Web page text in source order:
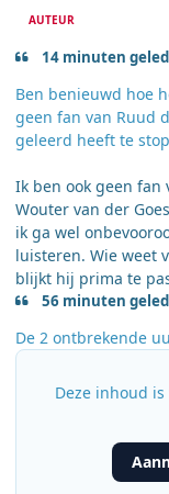
AUTEUR
14 minuten
Ben benieuwd hoe
geen fan van Ruud
geleerd heeft te
Ik ben ook geen
Wouter van der
ik ga wel
luisteren. Wie weet
blijkt hij prima te
56 minuten
De 2 ontbrekende
Deze inhoud